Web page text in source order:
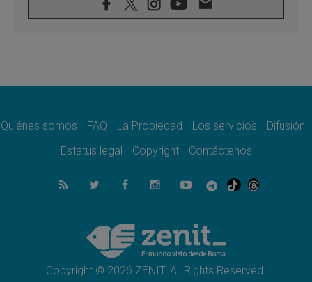
08.08.2026
En Colombia, «la paz no se compra con una
08.08.2026
08.08.2026
del Buen Consejo de Genazzano
Filipinas: el Vicariato Apostólico de Calapán
se convierte en diócesis
Honduras: Los desplazados invisibles de una
crisis olvidada
Quiénes somos FAQ La Propiedad Los servicios
Difusión
Estatus legal
Copyright Contáctenos
Copyright © 2026 ZENIT. All Rights Reserved.